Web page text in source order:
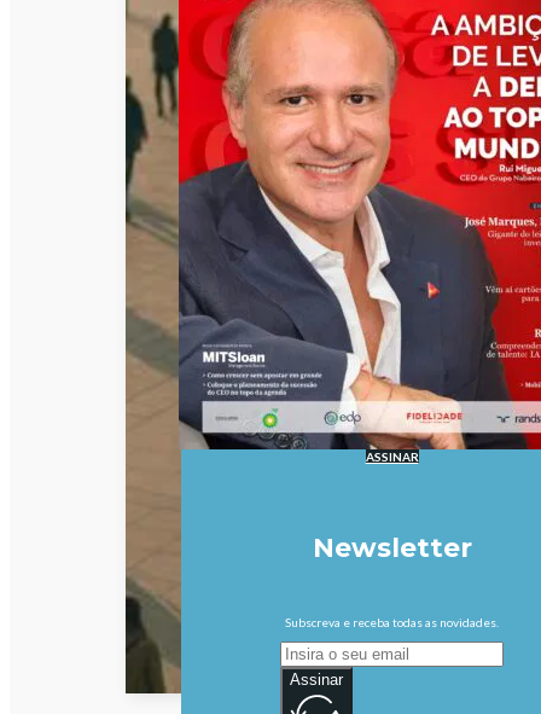
ASSINAR
Newsletter
Subscreva e receba todas as novidades.
Assinar